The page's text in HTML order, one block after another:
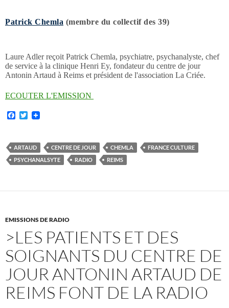
Patrick Chemla (membre du collectif des 39)
Laure Adler reçoit Patrick Chemla, psychiatre, psychanalyste, chef
de service à la clinique Henri Ey, fondateur du centre de jour
Antonin Artaud à Reims et président de l'association La Criée.
ECOUTER L'EMISSION
F
b
o
o
T
t
e
r
ARTAUD CENTRE DE JOUR CHEMLA
FRANCE CULTURE
PSYCHANALSYTE
RADIO REIMS
EMISSIONS DE RADIO
>LES PATIENTS ET DES
SOIGNANTS DU CENTRE DE
JOUR ANTONIN ARTAUD DE
REIMS FONT DE LA RADIO